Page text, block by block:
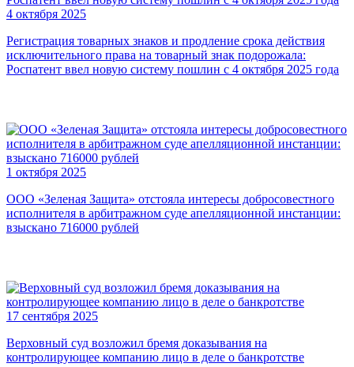
4 октября 2025
Регистрация товарных знаков и продление срока действия
исключительного права на товарный знак подорожала:
Роспатент ввел новую систему пошлин с 4 октября 2025 года
1 октября 2025
ООО «Зеленая Защита» отстояла интересы добросовестного
исполнителя в арбитражном суде апелляционной инстанции:
взыскано 716000 рублей
17 сентября 2025
Верховный суд возложил бремя доказывания на
контролирующее компанию лицо в деле о банкротстве